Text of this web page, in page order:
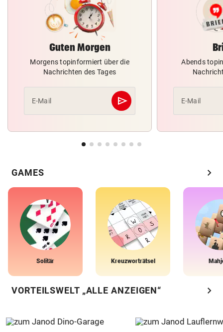
Guten Morgen
Morgens topinformiert über die
Nachrichten des Tages
E-Mail send
Abschicken
Abends
E-Mail
GAMES chevron_right
Solitär Kreuzworträtsel
VORTEILSWELT „ALLE ANZEIGEN“ chevron_right